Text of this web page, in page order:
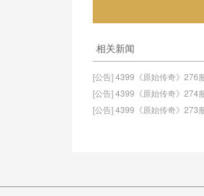
相关新闻
[公告] 4399《原始传奇》276
[公告] 4399《原始传奇》274
[公告] 4399《原始传奇》273